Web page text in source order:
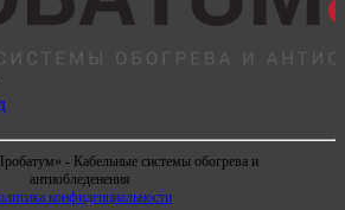
- Кабельные системы обогрева и
антиобледенения
конфиденциальности